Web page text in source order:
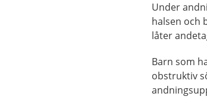
Under
halsen och
låter
Barn som
obstruktiv